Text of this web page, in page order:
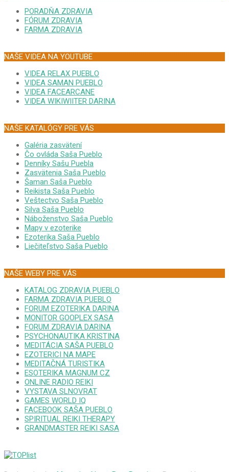
PORADŇA ZDRAVIA
FÓRUM ZDRAVIA
FARMA ZDRAVIA
NAŠE VIDEA NA YOUTUBE
VIDEA RELAX PUEBLO
VIDEA SAMAN PUEBLO
VIDEA FACEARCANE
VIDEA WIKIWIITER DARINA
NAŠE KATALÓGY PRE VÁS
Galéria zasvätení
Čo ovláda Saša Pueblo
Denníky Sašu Puebla
Zasvätenia Saša Pueblo
Šaman Saša Pueblo
Reikista Saša Pueblo
Veštectvo Saša Pueblo
Silva Saša Pueblo
Náboženstvo Saša Pueblo
Mapy v ezoterike
Ezoterika Saša Pueblo
Liečiteľstvo Saša Pueblo
NAŠE WEBY PRE VÁS
KATALOG ZDRAVIA PUEBLO
FARMA ZDRAVIA PUEBLO
FORUM EZOTERIKA DARINA
MONITOR GOOPLEX SASA
FORUM ZDRAVIA DARINA
PSYCHONAUTIKA KRISTINA
MEDITÁCIA SAŠA PUEBLO
EZOTERICI NA MAPE
MEDITAČNÁ TURISTIKA
ESOTERIKA MAGNUM CZ
ONLINE RADIO REIKI
VYSTAVA SLNOVRAT
GAMES WORLD IQ
FACEBOOK SAŠA PUEBLO
SPIRITUAL REIKI THERAPY
GRANDMASTER REIKI SASA